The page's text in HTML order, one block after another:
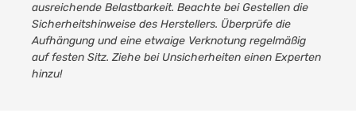
ausreichende Belastbarkeit. Beachte bei Gestellen die
Sicherheitshinweise des Herstellers. Überprüfe die
Aufhängung und eine etwaige Verknotung regelmäßig
auf festen Sitz. Ziehe bei Unsicherheiten einen Experten
hinzu!